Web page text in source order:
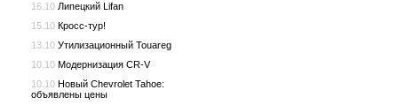
16.10 Липецкий Lifan
15.10 Кросс-тур!
13.10 Утилизационный Touareg
10.10 Модернизация CR-V
10.10 Новый Chevrolet Tahoe:
объявлены цены